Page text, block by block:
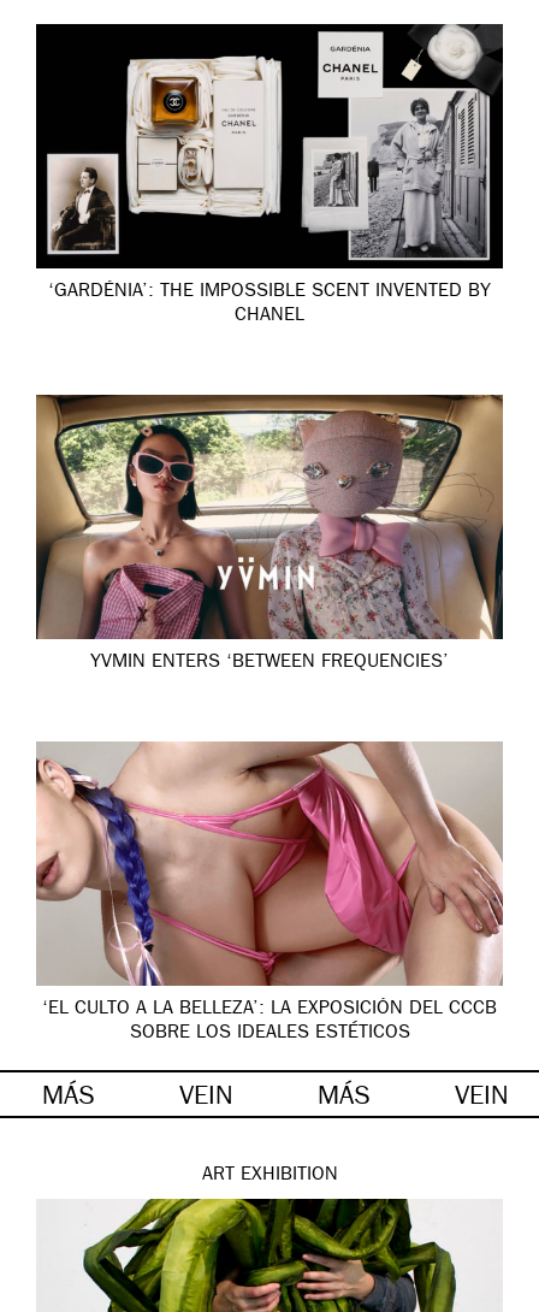
‘GARDÉNIA’: THE IMPOSSIBLE SCENT INVENTED BY
CHANEL
YVMIN ENTERS ‘BETWEEN FREQUENCIES’
‘EL CULTO A LA BELLEZA’: LA EXPOSICIÓN DEL CCCB
SOBRE LOS IDEALES ESTÉTICOS
MÁS VEIN MÁS VEIN
ART EXHIBITION